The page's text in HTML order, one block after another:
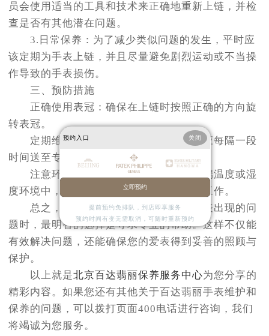
员会使用适当的工具和技术来正确地重新上链，并检
查是否有其他潜在问题。
3.日常保养：为了减少类似问题的发生，平时应
该定期为手表上链，并且尽量避免剧烈运动或不当操
作导致的手表损伤。
三、预防措施
正确使用表冠：确保在上链时按照正确的方向旋
转表冠。
定期维护：即使不经常佩戴手表，也应每隔一段
时间送至专业维修点进行检查和保养。
注意环境因素：避免让手表暴露在极端温度或湿
度环境中，这些都可能影响到机芯的正常工作。
总之，在面对百达翡丽或其他高端腕表出现的问
题时，最明智的选择是寻求专业的帮助。这样不仅能
有效解决问题，还能确保您的爱表得到妥善的照顾与
保护。
以上就是北京百达翡丽保养服务中心为您分享的
精彩内容。如果您还有其他关于百达翡丽手表维护和
保养的问题，可以拨打页面400电话进行咨询，我们
将竭诚为您服务。
预约入口 关闭
立即预约
提前预约免排队，到店即享服务
预约时间有变无需取消，可随时重新预约